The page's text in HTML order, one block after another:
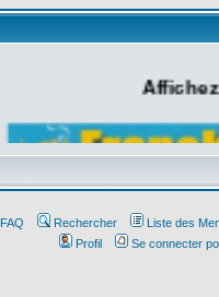
FAQ Rechercher
Liste des
Profil
Se connecter